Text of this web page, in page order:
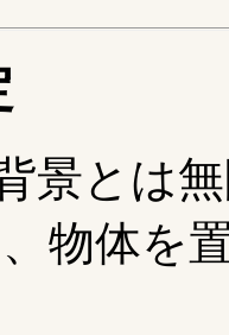
景とは
物体を